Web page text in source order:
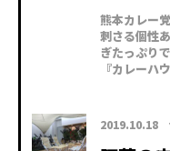
熊本カレー
刺さる個性
ぎたっぷり
『カレーハ
2019.10.18